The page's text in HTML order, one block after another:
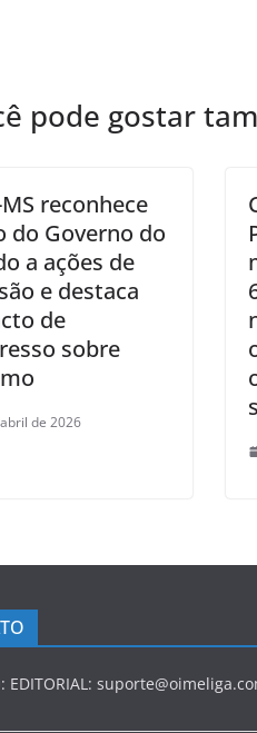
pode gostar
reconhece
do Governo do
a ações de
e destaca
de
sobre
de 2026
EDITORIAL: